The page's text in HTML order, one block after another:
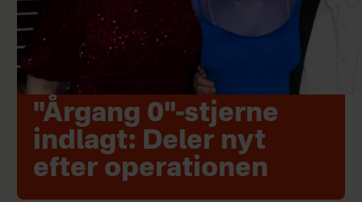
"Årgang 0"-stjerne
indlagt: Deler nyt
efter operationen